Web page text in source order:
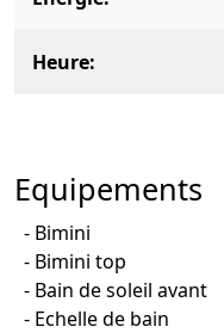
Heure
Equipements
Bimini
Bimini top
Bain de soleil avant
Echelle de bain